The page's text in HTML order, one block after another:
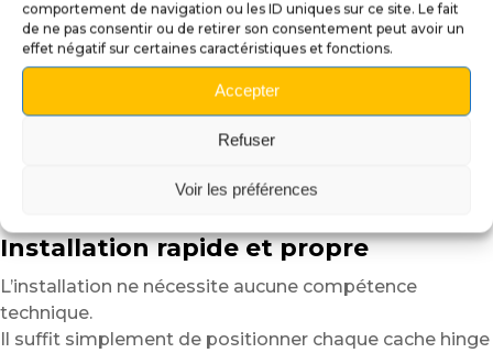
comportement de navigation ou les ID uniques sur ce site. Le fait
de ne pas consentir ou de retirer son consentement peut avoir un
effet négatif sur certaines caractéristiques et fonctions.
Accepter
Refuser
Voir les préférences
flipper.
Grâce au support magnétique intégré, les cache hinges
restent parfaitement
en place tout en conservant une grande simplicité
remplacer facilement
Installation rapide et propre
L’installation ne nécessite aucune compétence
technique.
Il suffit simplement de positionner chaque cache hinge